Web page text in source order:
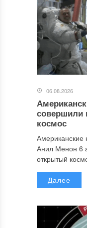
06.08.2026
совершили
космос
Американские
Анил Менон 6
открытый
Далее